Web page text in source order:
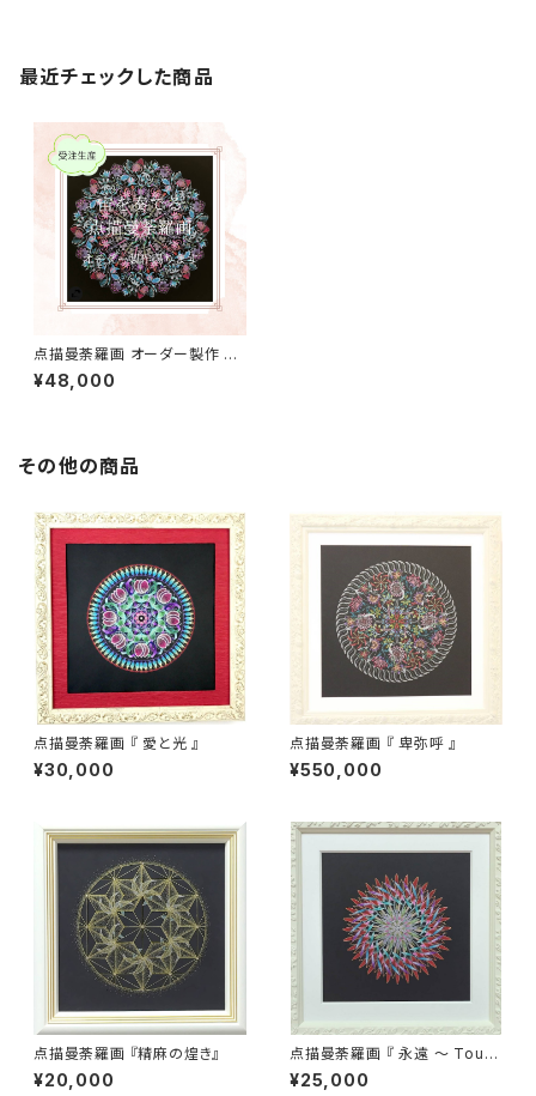
最近チェックした商品
点描曼荼羅画 オーダー製作 20
㎝×20㎝
¥48,000
その他の商品
点描曼荼羅画 『 愛と光 』
¥30,000
点描曼荼羅画 『 卑弥呼 』
¥550,000
点描曼荼羅画 『精麻の煌き』
¥20,000
点描曼荼羅画 『 永遠 ～ Toujo
urs ～ 』
¥25,000